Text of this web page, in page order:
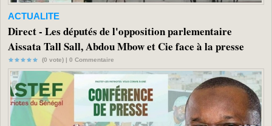
ACTUALITE
Direct - Les députés de l'opposition parlementaire
Aissata Tall Sall, Abdou Mbow et Cie face à la presse
(0 vote) | 0 Commentaire